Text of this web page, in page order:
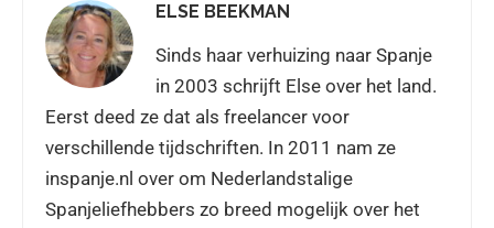
ELSE BEEKMAN
Sinds haar verhuizing naar Spanje
in 2003 schrijft Else over het land.
Eerst deed ze dat als freelancer voor
verschillende tijdschriften. In 2011 nam ze
inspanje.nl over om Nederlandstalige
Spanjeliefhebbers zo breed mogelijk over het